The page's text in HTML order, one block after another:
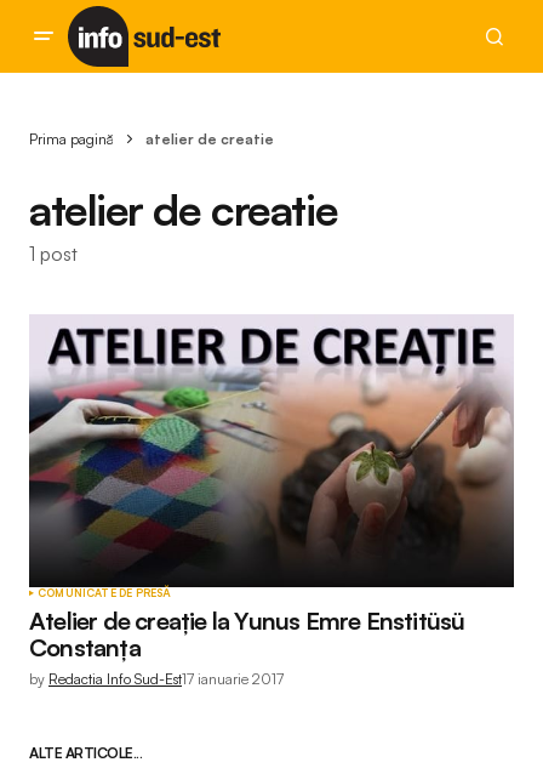
Prima pagină atelier de creatie
atelier de creatie
1 post
COMUNICATE DE PRESĂ
Atelier de creație la Yunus Emre Enstitüsü
Constanța
by Redactia Info Sud-Est17 ianuarie 2017
ALTE ARTICOLE...